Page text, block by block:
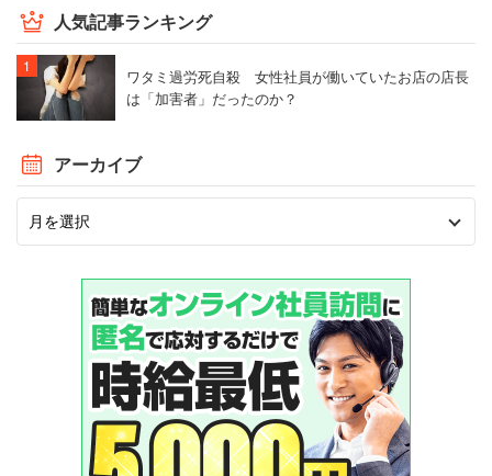
人気記事ランキング
ワタミ過労死自殺 女性社員が働いていたお店の店長
は「加害者」だったのか？
アーカイブ